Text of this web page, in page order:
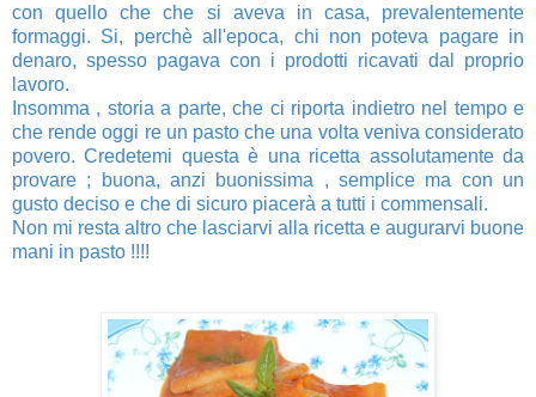
con quello che che si aveva in casa, prevalentemente
formaggi. Si, perchè all'epoca, chi non poteva pagare in
denaro, spesso pagava con i prodotti ricavati dal proprio
lavoro.
Insomma , storia a parte, che ci riporta indietro nel tempo e
che rende oggi re un pasto che una volta veniva considerato
povero. Credetemi questa è una ricetta assolutamente da
provare ; buona, anzi buonissima , semplice ma con un
gusto deciso e che di sicuro piacerà a tutti i commensali.
Non mi resta altro che lasciarvi alla ricetta e augurarvi buone
mani in pasto !!!!